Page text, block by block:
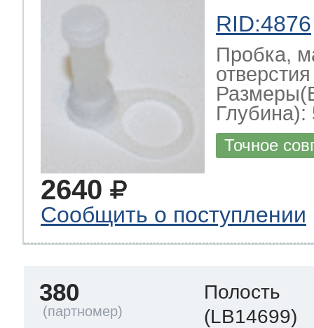
RID:4876
Пробка,
Глубина):
Точное
2640
Сообщить о поступлении
380
Полость
(LB14699)